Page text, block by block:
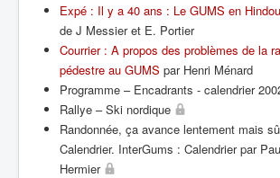
Expé : Il y a 40 ans : Le GUMS en
de J Messier et E. Portier
Courrier : A propos des problèmes de la
pédestre au GUMS par Henri Ménard
Programme – Encadrants - calendrier
Rallye – Ski nordique
Randonnée, ça avance lentement mais
Calendrier. InterGums : Calendrier par
Hermier